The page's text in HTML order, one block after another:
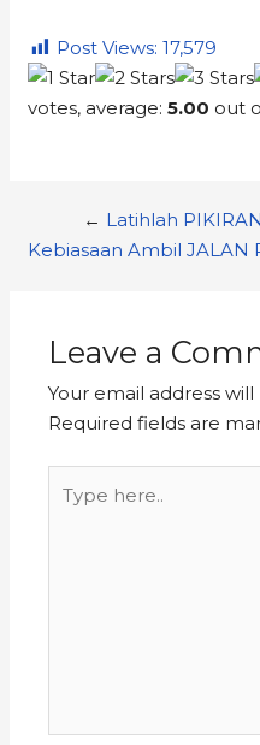
Post Views: 17,579
votes, average:5.00 out
← Latihlah
Kebiasaan Ambil JALAN
Leave a
Your email address
Required fields are